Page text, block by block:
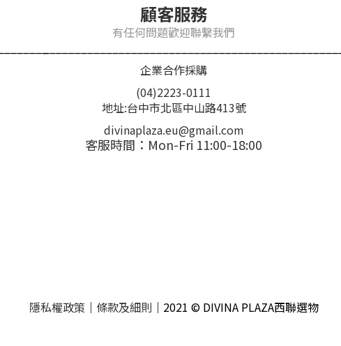
顧客服務
有任何問題歡迎聯繫我們
企業合作採購
(04)2223-0111
地址:台中市北區中山路413號
divinaplaza.eu@gmail.com
客服時間：Mon-Fri 11:00-18:00
隱私權政策 ｜ 條款及細則 ｜2021 © DIVINA PLAZA西聯選物